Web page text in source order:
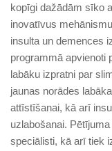
kopīgi dažādām sīko
inovatīvus
insulta un demences
programmā apvienoti
labāku izpratni par
jaunas norādes
attīstīšanai, kā arī
uzlabošanai.
speciālisti, kā arī tiek